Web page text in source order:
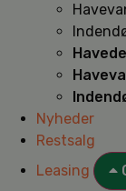
Nyheder
Restsalg
Leasing